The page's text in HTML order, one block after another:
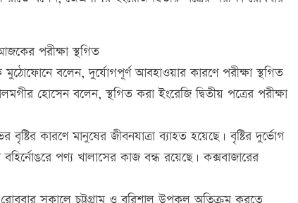
পরীক্ষা স্থগিত
বলেন, দুর্যোগপূর্ণ আবহাওয়ার কারণে পরীক্ষা স্থগিত
হোসেন বলেন, স্থগিত করা ইংরেজি দ্বিতীয় পত্রের পরীক্ষা
কারণে মানুষের জীবনযাত্রা ব্যাহত হয়েছে। বৃষ্টির দুর্ভোগ
পণ্য খালাসের কাজ বন্ধ রয়েছে। কক্সবাজারের